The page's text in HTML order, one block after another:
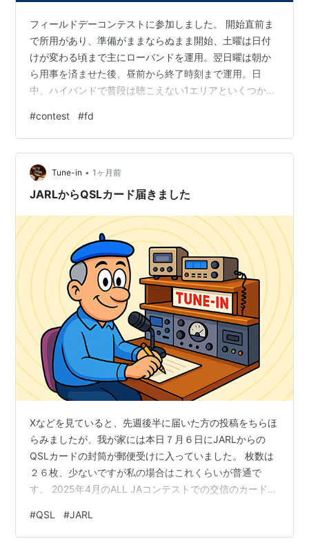
フィールドデーコンテストに参加しました。 開始直前ま
で所用があり、準備がままならぬまま開始、土曜は日付
けが変わる頃まで主にローバンドを運用。翌日曜は朝か
ら用事を済ませた後、昼前から終了時刻まで運用。日
中、ハイバンドで普段は聴こえない1エリアといくつか
まり聴こえない。しかも、送信すると SWR2.0 近くにな
ってしまい、アンテナの調整がイマイチ。VUはHFを運用
しながら時々スコープを覗いてみるが出てる局が見えな
い時間が多かった。 QSO いただいたみなさま、ありがと
うございました。
#contest #fd
Tune-in • 1ヶ月前
JARLからQSLカード届きました
Xなどを見ていると、先週後半に届いた方の投稿をちらほ
らみましたが、我が家には本日７月６日にJARLからの
QSLカードの封筒が郵便受けに入っていました。 枚数は
２６枚、少ないですが私の場合はこれくらいが普通で
す。 2025年4月のALL JAコンテストでの交信のカードが
の交信には紙カードを発行しないスタンスです。送って
くださった中には、「PSE QSL」にチェックが入ってい
#QSL #JARL